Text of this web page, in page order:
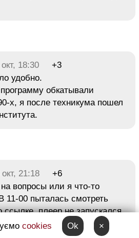
18:30
+3
удобно.
обкатывали
х, я после техникума пошел
окт, 21:18
+6
вопросы или я что-то
11-00 пыталась смотреть
плеер не запускался,
шел фильм.
cookies Ok ×